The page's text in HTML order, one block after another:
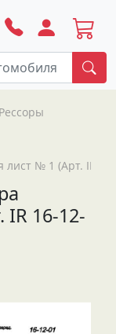
лист № 1 (Арт. IR
IR 16-12-